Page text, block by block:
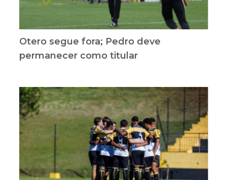
Otero segue fora; Pedro deve
permanecer como titular